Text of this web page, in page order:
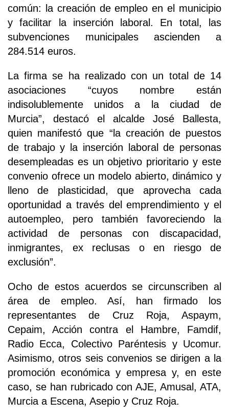
común: la creación de empleo en el municipio
y facilitar la inserción laboral. En total, las
subvenciones municipales ascienden a
284.514 euros.
La firma se ha realizado con un total de 14
asociaciones “cuyos nombre están
indisolublemente unidos a la ciudad de
Murcia”, destacó el alcalde José Ballesta,
quien manifestó que “la creación de puestos
de trabajo y la inserción laboral de personas
desempleadas es un objetivo prioritario y este
convenio ofrece un modelo abierto, dinámico y
lleno de plasticidad, que aprovecha cada
oportunidad a través del emprendimiento y el
autoempleo, pero también favoreciendo la
actividad de personas con discapacidad,
inmigrantes, ex reclusas o en riesgo de
exclusión”.
Ocho de estos acuerdos se circunscriben al
área de empleo. Así, han firmado los
representantes de Cruz Roja, Aspaym,
Cepaim, Acción contra el Hambre, Famdif,
Radio Ecca, Colectivo Paréntesis y Ucomur.
Asimismo, otros seis convenios se dirigen a la
promoción económica y empresa y, en este
caso, se han rubricado con AJE, Amusal, ATA,
Murcia a Escena, Asepio y Cruz Roja.